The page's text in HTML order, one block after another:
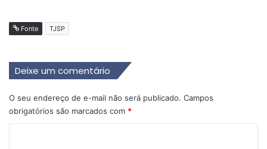
Fonte TJSP
Deixe um comentário
O seu endereço de e-mail não será publicado. Campos
obrigatórios são marcados com *